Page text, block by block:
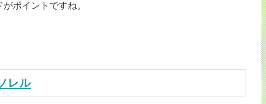
ポイントですね。
レル